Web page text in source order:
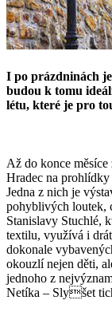
I po prázdninách
budou k tomu
létu, které je pro
Až do konce
Hradec na prohlídky
Jedna z nich je
pohyblivých loutek,
Stanislavy Stuchlé,
textilu, využívá i
dokonale
okouzlí nejen děti,
jednoho z
Netíka – Slyšet